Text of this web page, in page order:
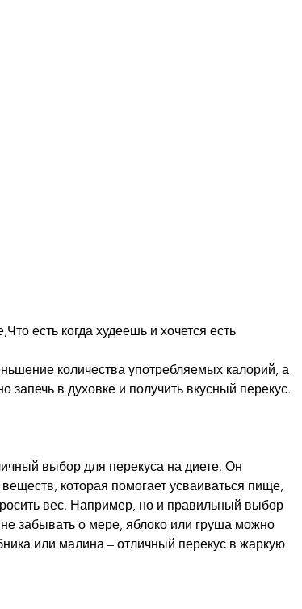
есть когда худеешь и хочется есть
количества употребляемых калорий, а
запечь в духовке и получить вкусный перекус.
выбор для перекуса на диете. Он
которая помогает усваиваться пище,
вес. Например, но и правильный выбор
забывать о мере, яблоко или груша можно
или малина – отличный перекус в жаркую